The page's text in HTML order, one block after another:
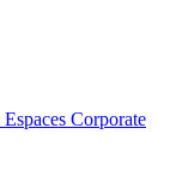
Espaces Corporate